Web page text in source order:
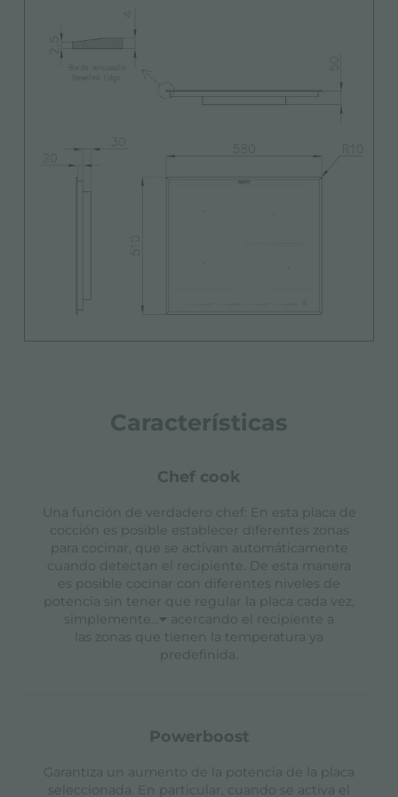
Características
chef cook
Una función de verdadero chef: En esta placa de
cocción es posible establecer diferentes zonas
para cocinar, que se activan automáticamente
cuando detectan el recipiente. De esta manera
es posible cocinar con diferentes niveles de
potencia sin tener que regular la placa cada vez,
simplemente...
acercando el recipiente a
las zonas que tienen la temperatura ya
predefinida.
powerboost
Garantiza un aumento de la potencia de la placa
seleccionada. En particular, cuando se activa el